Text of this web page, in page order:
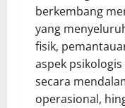
berkembang
yang
fisik,
aspek
secara
operasional,